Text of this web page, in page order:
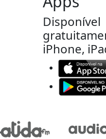
Disponível
iPhone,